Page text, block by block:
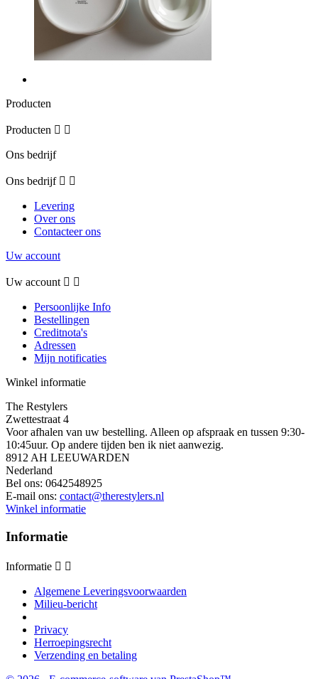
Producten
Producten  
Ons bedrijf
Ons bedrijf  
Levering
Over ons
Contacteer ons
Uw account
Uw account  
Persoonlijke Info
Bestellingen
Creditnota's
Adressen
Mijn notificaties
Winkel informatie
The Restylers
Zwettestraat 4
Voor afhalen van uw bestelling. Alleen op afspraak en tussen 9:30-
10:45uur. Op andere tijden ben ik niet aanwezig.
8912 AH LEEUWARDEN
Nederland
Bel ons: 0642548925
E-mail ons: contact@therestylers.nl
Winkel informatie
Informatie
Informatie  
Algemene Leveringsvoorwaarden
Milieu-bericht
Privacy
Herroepingsrecht
Verzending en betaling